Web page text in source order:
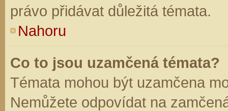
právo přidávat důležitá témata.
Nahoru
Co to jsou uzamčená témata?
Témata mohou být uzamčena
Nemůžete odpovídat na